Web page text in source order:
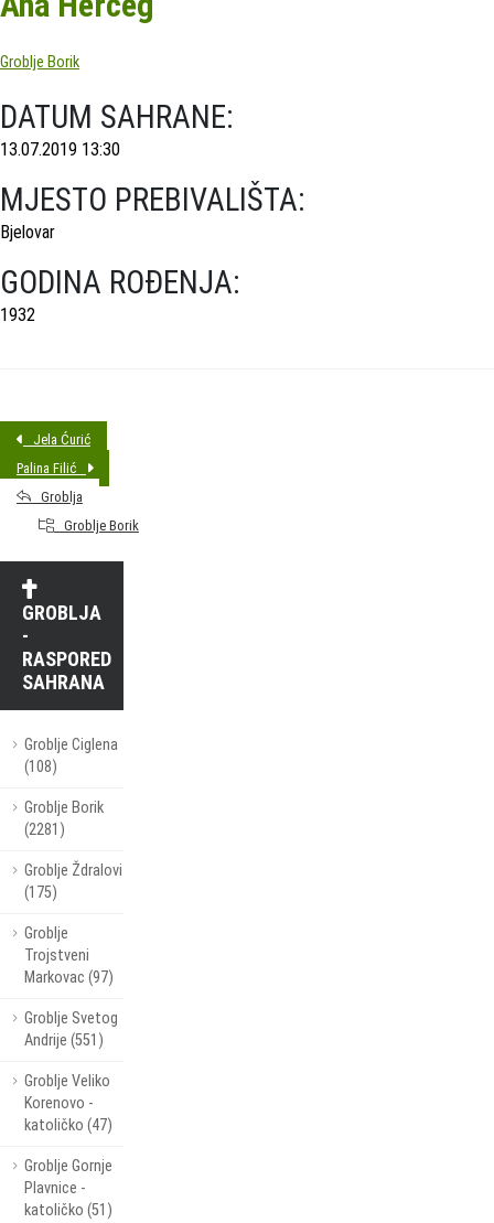
Groblje Borik
DATUM SAHRANE:
13.07.2019 13:30
MJESTO PREBIVALIŠTA:
Bjelovar
GODINA ROĐENJA:
1932
Jela Ćurić
Palina Filić
Groblja
Groblje Borik
GROBLJA
-
RASPORED
SAHRANA
Groblje Ciglena
(108)
Groblje Borik
(2281)
Groblje Ždralovi
(175)
Groblje
Trojstveni
Markovac (97)
Groblje Svetog
Andrije (551)
Groblje Veliko
Korenovo -
katoličko (47)
Groblje Gornje
Plavnice -
katoličko (51)